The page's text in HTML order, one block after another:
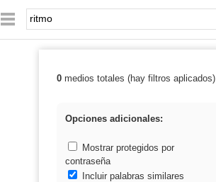
Palabra o frase:
Resultados de: ritmo
0medios totales (hay filtros aplicados)
Opciones adicionales:
Mostrar protegidos por
contraseña
Incluir palabras similares